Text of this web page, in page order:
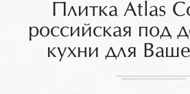
Плитка Atlas
российская под
кухни для